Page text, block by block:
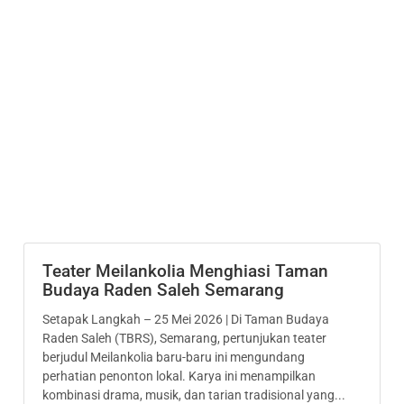
Teater Meilankolia Menghiasi Taman
Budaya Raden Saleh Semarang
Setapak Langkah – 25 Mei 2026 | Di Taman Budaya
Raden Saleh (TBRS), Semarang, pertunjukan teater
berjudul Meilankolia baru-baru ini mengundang
perhatian penonton lokal. Karya ini menampilkan
kombinasi drama, musik, dan tarian tradisional yang...